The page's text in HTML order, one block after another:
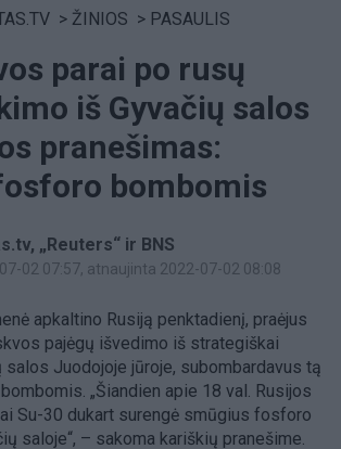
> ŽINIOS > PASAULIS
parai po rusų
iš Gyvačių salos
pranešimas:
bombomis
„Reuters“ ir BNS
02 07:57, atnaujinta 2022-07-02 08:08
apkaltino Rusiją penktadienį, praėjus
pajėgų išvedimo iš strategiškai
salos Juodojoje jūroje, subombardavus tą
„Šiandien apie 18 val. Rusijos
Su-30 dukart surengė smūgius fosforo
saloje“, – sakoma kariškių pranešime.